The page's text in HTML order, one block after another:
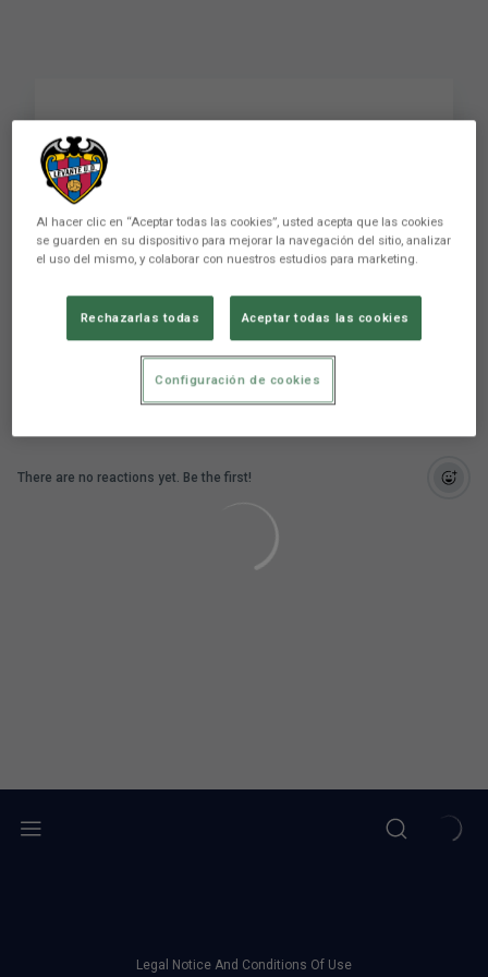
Conoce el día a día del
cuerpo técnico en
pretemporada
Conoce el día a día del cuerpo técnico en
pretemporada
There are no reactions yet. Be the first!
Legal Notice And Conditions Of Use
Al hacer clic en “Aceptar todas las cookies”, usted acepta que las cookies
se guarden en su dispositivo para mejorar la navegación del sitio, analizar
el uso del mismo, y colaborar con nuestros estudios para marketing.
Rechazarlas todas Aceptar todas las cookies
Configuración de cookies